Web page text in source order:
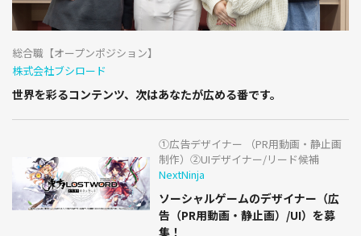
総合職【オープンポジション】
株式会社ブシロード
世界を彩るコンテンツ、次はあなたが広める番です。
①広告デザイナー （PR用動画・静止画
制作）②UIデザイナー/リード候補
NextNinja
ソーシャルゲームのデザイナー（広
告（PR用動画・静止画）/UI）を募
集！